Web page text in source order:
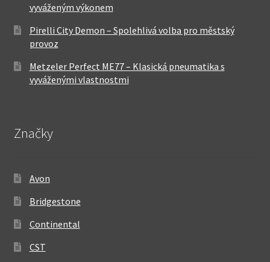
vyváženým výkonem
Pirelli City Demon – Spolehlivá volba pro městský
provoz
Metzeler Perfect ME77 – Klasická pneumatika s
vyváženými vlastnostmi
Značky
Avon
Bridgestone
Continental
CST